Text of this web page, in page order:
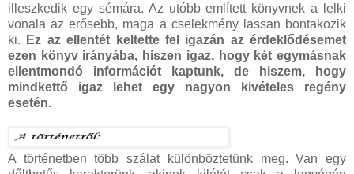
illeszkedik egy sémára. Az utóbb említett könyvnek a lelki
vonala az erősebb, maga a cselekmény lassan bontakozik
ki.
Ez az ellentét keltette fel igazán az érdeklődésemet
ezen könyv irányába, hiszen igaz, hogy két egymásnak
ellentmondó információt kaptunk, de hiszem, hogy
mindkettő igaz lehet egy nagyon kivételes regény
esetén.
A történetben több szálat különböztetünk meg. Van egy